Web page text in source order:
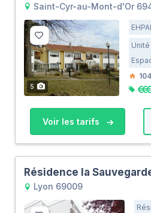
Saint-Cyr-au-Mont-d'Or
5
104
Voir les tarifs
Résidence la
Lyon 69009